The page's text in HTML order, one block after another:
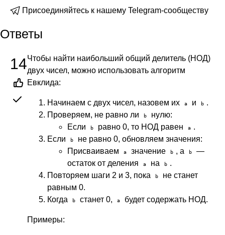
Присоединяйтесь к нашему Telegram-сообществу
Ответы
14Чтобы найти наибольший общий делитель (НОД)
двух чисел, можно использовать алгоритм
Евклида:
Начинаем с двух чисел, назовем их a и b .
Проверяем, не равно ли
b
нулю:
Если
b равно 0, то НОД равен a .
Если
b
не равно 0, обновляем значения:
Присваиваем
a значение b , а b
—
остаток от деления
a на b .
Повторяем шаги 2 и 3, пока
b
не станет
равным 0.
Когда
b станет 0, a будет содержать НОД.
Примеры: